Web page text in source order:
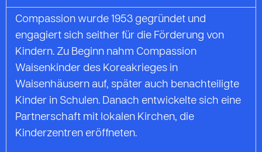
Compassion wurde 1953 gegründet und
engagiert sich seither für die Förderung von
Kindern. Zu Beginn nahm Compassion
Waisenkinder des Koreakrieges in
Waisenhäusern auf, später auch benachteiligte
Kinder in Schulen. Danach entwickelte sich eine
Partnerschaft mit lokalen Kirchen, die
Kinderzentren eröffneten.